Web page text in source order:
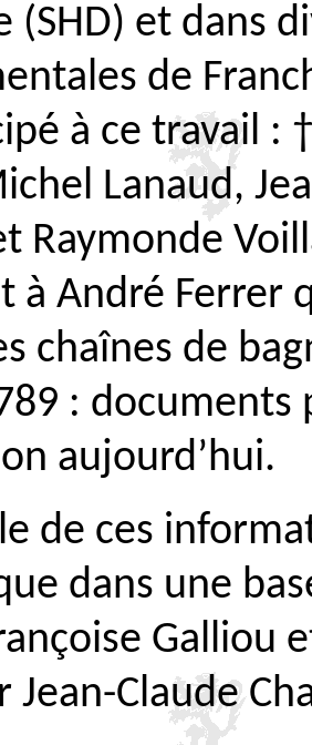
(SHD) et dans
de
à ce travail :
Lanaud,
Raymonde
à André Ferrer
chaînes de
:
aujourd’hui.
de ces
dans une
Galliou
Jean-Claude